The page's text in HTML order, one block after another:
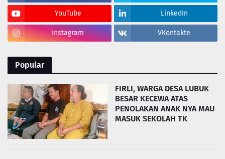
YouTube LinkedIn
Instagram VKontakte
Popular
FIRLI, WARGA DESA LUBUK
BESAR KECEWA ATAS
PENOLAKAN ANAK NYA MAU
MASUK SEKOLAH TK